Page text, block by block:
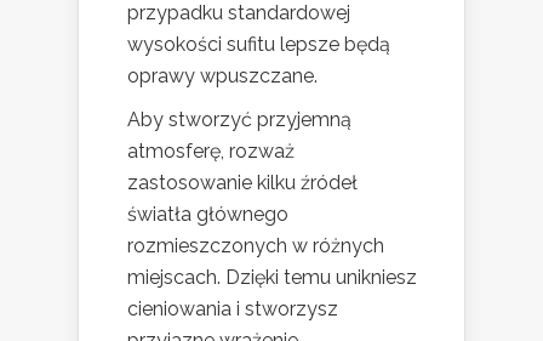
przypadku standardowej
wysokości sufitu lepsze będą
oprawy wpuszczane.
Aby stworzyć przyjemną
atmosferę, rozważ
zastosowanie kilku źródeł
światła głównego
rozmieszczonych w różnych
miejscach. Dzięki temu unikniesz
cieniowania i stworzysz